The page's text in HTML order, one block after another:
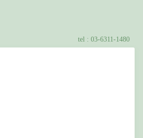
tel : 03-6311-1480